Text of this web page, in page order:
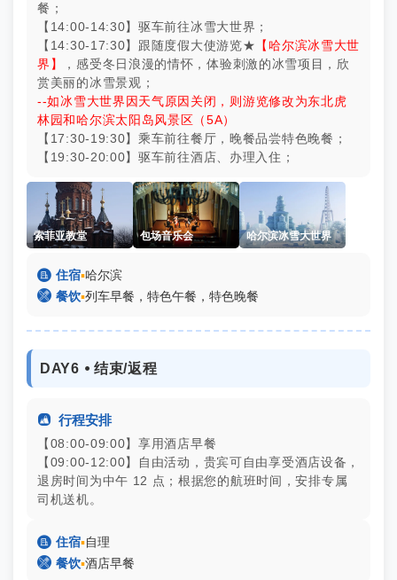
餐；
【14:00-14:30】驱车前往冰雪大世界；
【14:30-17:30】跟随度假大使游览★ 【哈尔滨冰雪大世
界】
，感受冬日浪漫的情怀，体验刺激的冰雪项目，欣
赏美丽的冰雪景观；
--如冰雪大世界因天气原因关闭，则游览修改为东北虎
林园和哈尔滨太阳岛风景区（5A）
【17:30-19:30】乘车前往餐厅，晚餐品尝特色晚餐；
【19:30-20:00】驱车前往酒店、办理入住；
索菲亚教堂 包场音乐会 哈尔滨冰雪大世界
 住宿▪哈尔滨
 餐饮▪列车早餐，特色午餐，特色晚餐
DAY6 ⦁ 结束/返程
 行程安排
【08:00-09:00】享用酒店早餐
【09:00-12:00】自由活动，贵宾可自由享受酒店设备，
退房时间为中午 12 点；根据您的航班时间，安排专属
司机送机。
 住宿▪自理
 餐饮▪酒店早餐